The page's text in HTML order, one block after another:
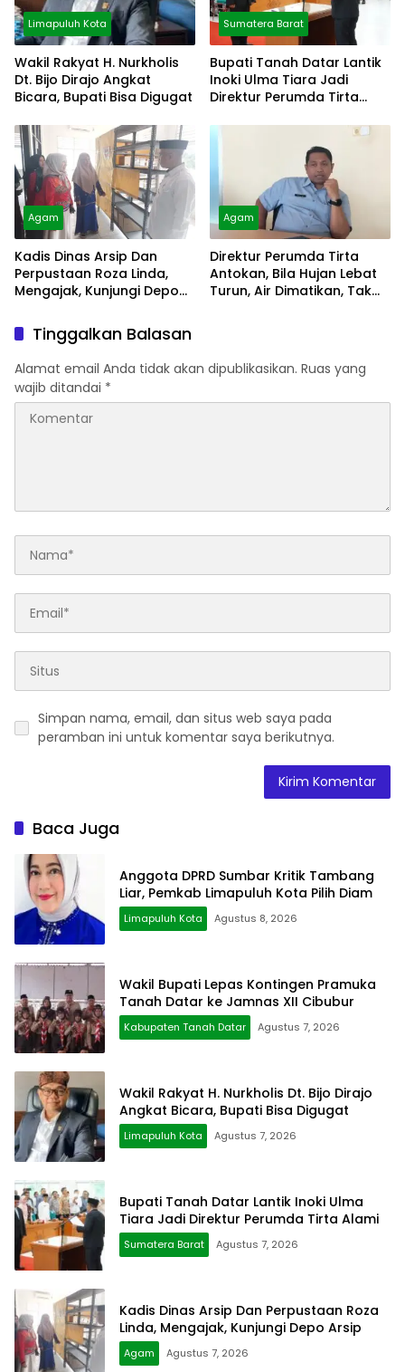
Limapuluh Kota
Wakil Rakyat H. Nurkholis
Dt. Bijo Dirajo Angkat
Bicara, Bupati Bisa Digugat
Sumatera Barat
Bupati Tanah Datar Lantik
Inoki Ulma Tiara Jadi
Direktur Perumda Tirta
Agam
Kadis Dinas Arsip Dan
Perpustaan Roza Linda,
Mengajak, Kunjungi Depo
Agam
Direktur Perumda Tirta
Antokan, Bila Hujan Lebat
Turun, Air Dimatikan, Tak
Tinggalkan Balasan
Alamat email Anda tidak akan dipublikasikan. Ruas yang
wajib ditandai *
Simpan nama, email, dan situs web saya pada
peramban ini untuk komentar saya berikutnya.
Baca Juga
Anggota DPRD Sumbar Kritik Tambang
Liar, Pemkab Limapuluh Kota Pilih Diam
Limapuluh Kota Agustus 8, 2026
Wakil Bupati Lepas Kontingen Pramuka
Tanah Datar ke Jamnas XII Cibubur
Kabupaten Tanah Datar Agustus 7, 2026
Wakil Rakyat H. Nurkholis Dt. Bijo Dirajo
Angkat Bicara, Bupati Bisa Digugat
Limapuluh Kota Agustus 7, 2026
Bupati Tanah Datar Lantik Inoki Ulma
Tiara Jadi Direktur Perumda Tirta Alami
Sumatera Barat Agustus 7, 2026
Kadis Dinas Arsip Dan Perpustaan Roza
Linda, Mengajak, Kunjungi Depo Arsip
Agam Agustus 7, 2026